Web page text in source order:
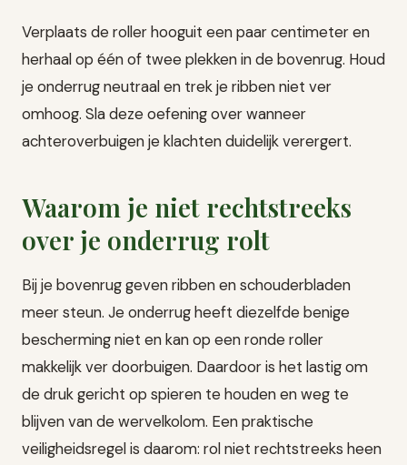
Verplaats de roller hooguit een paar centimeter en
herhaal op één of twee plekken in de bovenrug. Houd
je onderrug neutraal en trek je ribben niet ver
omhoog. Sla deze oefening over wanneer
achteroverbuigen je klachten duidelijk verergert.
Waarom je niet rechtstreeks
over je onderrug rolt
Bij je bovenrug geven ribben en schouderbladen
meer steun. Je onderrug heeft diezelfde benige
bescherming niet en kan op een ronde roller
makkelijk ver doorbuigen. Daardoor is het lastig om
de druk gericht op spieren te houden en weg te
blijven van de wervelkolom. Een praktische
veiligheidsregel is daarom: rol niet rechtstreeks heen